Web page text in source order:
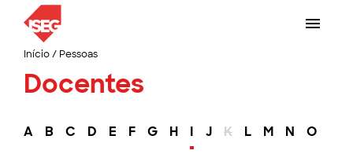
Início/ Pessoas
Docentes
A B C D E F G H I J K L M N O